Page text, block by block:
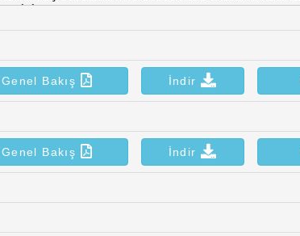
Genel Bakış İndir
Genel Bakış İndir